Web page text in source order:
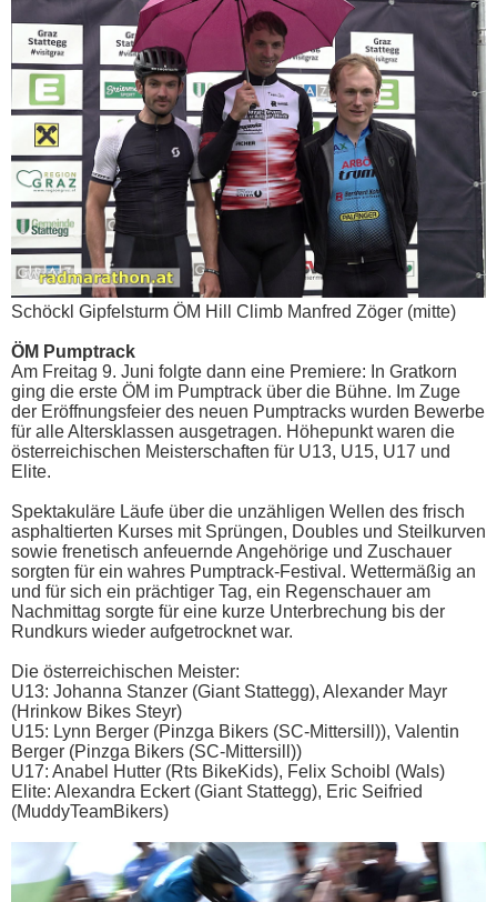
Schöckl Gipfelsturm ÖM Hill Climb Manfred Zöger (mitte)
ÖM Pumptrack
Am Freitag 9. Juni folgte dann eine Premiere: In Gratkorn
ging die erste ÖM im Pumptrack über die Bühne. Im Zuge
der Eröffnungsfeier des neuen Pumptracks wurden Bewerbe
für alle Altersklassen ausgetragen. Höhepunkt waren die
österreichischen Meisterschaften für U13, U15, U17 und
Elite.
Spektakuläre Läufe über die unzähligen Wellen des frisch
asphaltierten Kurses mit Sprüngen, Doubles und Steilkurven
sowie frenetisch anfeuernde Angehörige und Zuschauer
sorgten für ein wahres Pumptrack-Festival. Wettermäßig an
und für sich ein prächtiger Tag, ein Regenschauer am
Nachmittag sorgte für eine kurze Unterbrechung bis der
Rundkurs wieder aufgetrocknet war.
Die österreichischen Meister:
U13: Johanna Stanzer (Giant Stattegg), Alexander Mayr
(Hrinkow Bikes Steyr)
U15: Lynn Berger (Pinzga Bikers (SC-Mittersill)), Valentin
Berger (Pinzga Bikers (SC-Mittersill))
U17: Anabel Hutter (Rts BikeKids), Felix Schoibl (Wals)
Elite: Alexandra Eckert (Giant Stattegg), Eric Seifried
(MuddyTeamBikers)